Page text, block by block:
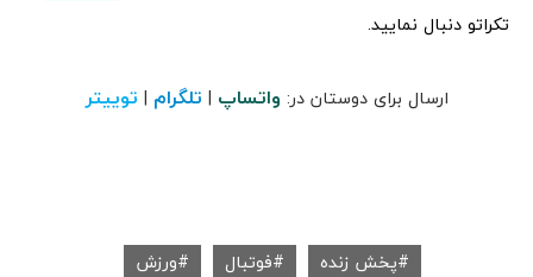
تکراتو دنبال نمایید.
ارسال برای دوستان در: واتساپ | تلگرام | توییتر
پخش زنده فوتبال ورزش